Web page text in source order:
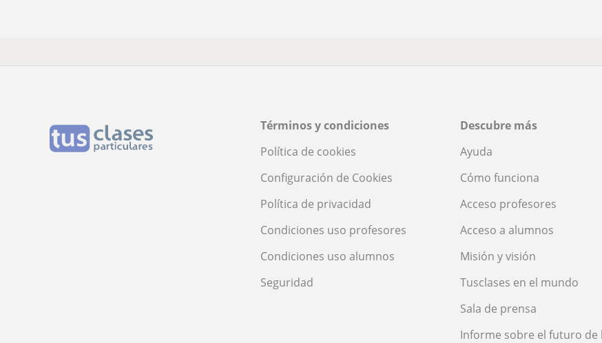
Términos y condiciones
Política de cookies
Configuración de Cookies
Política de privacidad
Condiciones uso profesores
Condiciones uso alumnos
Seguridad
Descubre más
Ayuda
Cómo funciona
Acceso profesores
Acceso a alumnos
Misión y visión
Tusclases en el mundo
Sala de prensa
Informe sobre el futuro de